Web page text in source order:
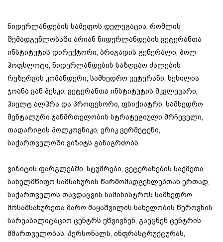
ნიდერლანდების სამეფოს დელეგაცია, რომლის
შემადგენლობაში არიან ნიდერლანდების ვეტერანთა
ინსტიტუტის დირექტორი, ბრიგადის გენერალი, პოლ
ჰოფსლოტი, ნიდერლანდების საზღვაო ძალების
რეზერვის კომანდერი, სამხედრო ვეტერანი, სესილია
ჯოანა ვან პესკი, ვეტერანთა ინსტიტუტის მკვლევარი,
ჰიელტ ალჰრა და პროფესორი, ფსიქიატრი, სამხედრო
მენტალური ჯანმრთელობის სტრატეგიული მრჩეველი,
თადარიგის პოლკოვნიკი, ერიკ ვერმეტენი,
საქართველოში ვიზიტს განაგრძობს.
ვიზიტის ფარგლებში, სტუმრები, ვეტერანების საქმეთა
სახელმწიფო სამსახურის წარმომადგენლებთან ერთად,
საქართველოს თავდაცვის სამინისტროს სამხედრო
მოსამსახურეთა მარო მაყაშვილის სახელობის წეროვნის
სარეაბილიტაციო ცენტრს ეწვივნენ, გაეცნენ ცენტრის
მმართველობას, პერსონალს, ინფრასტრუქტურას,